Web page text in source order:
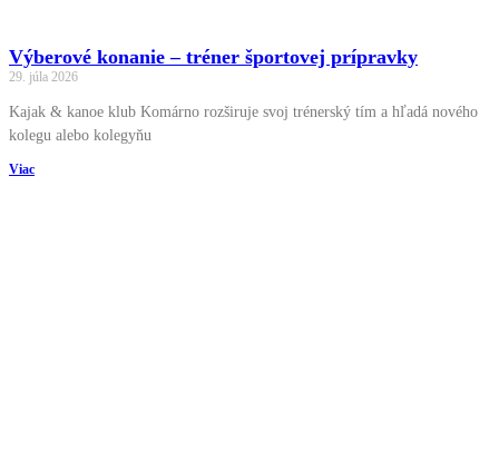
Výberové konanie – tréner športovej prípravky
29. júla 2026
Kajak & kanoe klub Komárno rozširuje svoj trénerský tím a hľadá nového
kolegu alebo kolegyňu
Viac